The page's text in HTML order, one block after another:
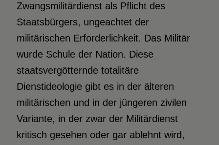
Zwangsmilitärdienst als Pflicht des
Staatsbürgers, ungeachtet der
militärischen Erforderlichkeit. Das Militär
wurde Schule der Nation. Diese
staatsvergötternde totalitäre
Dienstideologie gibt es in der älteren
militärischen und in der jüngeren zivilen
Variante, in der zwar der Militärdienst
kritisch gesehen oder gar ablehnt wird,